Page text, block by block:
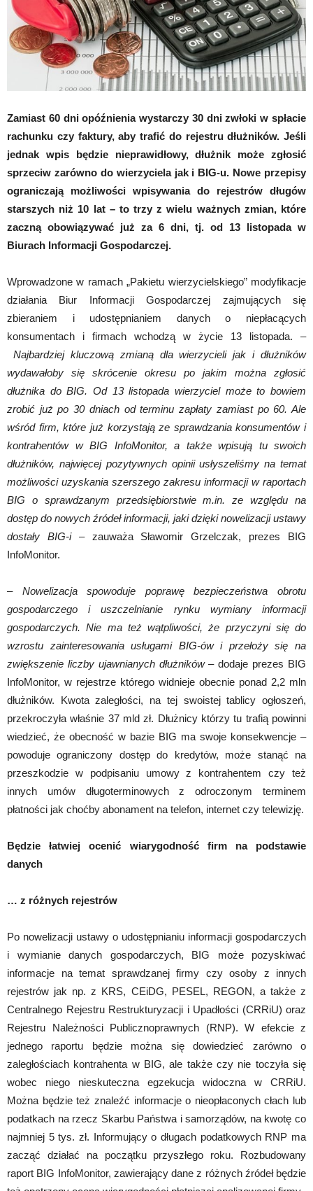
Zamiast 60 dni opóźnienia wystarczy 30 dni zwłoki w spłacie
rachunku czy faktury, aby trafić do rejestru dłużników. Jeśli
jednak wpis będzie nieprawidłowy, dłużnik może zgłosić
sprzeciw zarówno do wierzyciela jak i BIG-u. Nowe przepisy
ograniczają możliwości wpisywania do rejestrów długów
starszych niż 10 lat – to trzy z wielu ważnych zmian, które
zaczną obowiązywać już za 6 dni, tj. od 13 listopada w
Biurach Informacji Gospodarczej.
Wprowadzone w ramach „Pakietu wierzycielskiego” modyfikacje
działania Biur Informacji Gospodarczej zajmujących się
zbieraniem i udostępnianiem danych o niepłacących
konsumentach i firmach wchodzą w życie 13 listopada. –
Najbardziej kluczową zmianą dla wierzycieli jak i dłużników
wydawałoby się skrócenie okresu po jakim można zgłosić
dłużnika do BIG. Od 13 listopada wierzyciel może to bowiem
zrobić już po 30 dniach od terminu zapłaty zamiast po 60. Ale
wśród firm, które już korzystają ze sprawdzania konsumentów i
kontrahentów w BIG InfoMonitor, a także wpisują tu swoich
dłużników, najwięcej pozytywnych opinii usłyszeliśmy na temat
możliwości uzyskania szerszego zakresu informacji w raportach
BIG o sprawdzanym przedsiębiorstwie m.in. ze względu na
dostęp do nowych źródeł informacji, jaki dzięki nowelizacji ustawy
dostały BIG-i– zauważa Sławomir Grzelczak, prezes BIG
InfoMonitor.
– Nowelizacja spowoduje poprawę bezpieczeństwa obrotu
gospodarczego i uszczelnianie rynku wymiany informacji
gospodarczych. Nie ma też wątpliwości, że przyczyni się do
wzrostu zainteresowania usługami BIG-ów i przełoży się na
zwiększenie liczby ujawnianych dłużników– dodaje prezes BIG
InfoMonitor, w rejestrze którego widnieje obecnie ponad 2,2 mln
dłużników. Kwota zaległości, na tej swoistej tablicy ogłoszeń,
przekroczyła właśnie 37 mld zł. Dłużnicy którzy tu trafią powinni
wiedzieć, że obecność w bazie BIG ma swoje konsekwencje –
powoduje ograniczony dostęp do kredytów, może stanąć na
przeszkodzie w podpisaniu umowy z kontrahentem czy też
innych umów długoterminowych z odroczonym terminem
płatności jak choćby abonament na telefon, internet czy telewizję.
Będzie łatwiej ocenić wiarygodność firm na podstawie
danych
… z różnych rejestrów
Po nowelizacji ustawy o udostępnianiu informacji gospodarczych
i wymianie danych gospodarczych, BIG może pozyskiwać
informacje na temat sprawdzanej firmy czy osoby z innych
rejestrów jak np. z KRS, CEiDG, PESEL, REGON, a także z
Centralnego Rejestru Restrukturyzacji i Upadłości (CRRiU) oraz
Rejestru Należności Publicznoprawnych (RNP). W efekcie z
jednego raportu będzie można się dowiedzieć zarówno o
zaległościach kontrahenta w BIG, ale także czy nie toczyła się
wobec niego nieskuteczna egzekucja widoczna w CRRiU.
Można będzie też znaleźć informacje o nieopłaconych cłach lub
podatkach na rzecz Skarbu Państwa i samorządów, na kwotę co
najmniej 5 tys. zł. Informujący o długach podatkowych RNP ma
zacząć działać na początku przyszłego roku. Rozbudowany
raport BIG InfoMonitor, zawierający dane z różnych źródeł będzie